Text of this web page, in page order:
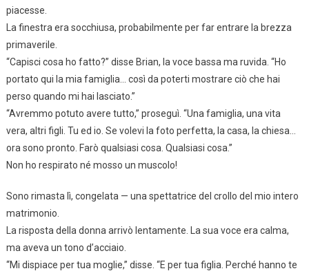
piacesse.
La finestra era socchiusa, probabilmente per far entrare la brezza
primaverile.
“Capisci cosa ho fatto?” disse Brian, la voce bassa ma ruvida. “Ho
portato qui la mia famiglia… così da poterti mostrare ciò che hai
perso quando mi hai lasciato.”
“Avremmo potuto avere tutto,” proseguì. “Una famiglia, una vita
vera, altri figli. Tu ed io. Se volevi la foto perfetta, la casa, la chiesa…
ora sono pronto. Farò qualsiasi cosa. Qualsiasi cosa.”
Non ho respirato né mosso un muscolo!
Sono rimasta lì, congelata — una spettatrice del crollo del mio intero
matrimonio.
La risposta della donna arrivò lentamente. La sua voce era calma,
ma aveva un tono d’acciaio.
“Mi dispiace per tua moglie,” disse. “E per tua figlia. Perché hanno te